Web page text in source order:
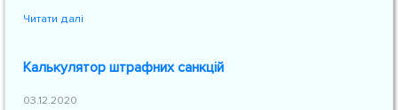
Читати далі
Калькулятор штрафних санкцій
03.12.2020